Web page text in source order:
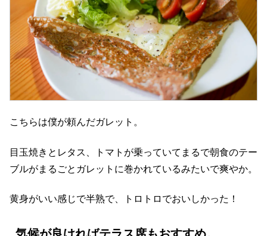
こちらは僕が頼んだガレット。
目玉焼きとレタス、トマトが乗っていてまるで朝食のテー
ブルがまるごとガレットに巻かれているみたいで爽やか。
黄身がいい感じで半熟で、トロトロでおいしかった！